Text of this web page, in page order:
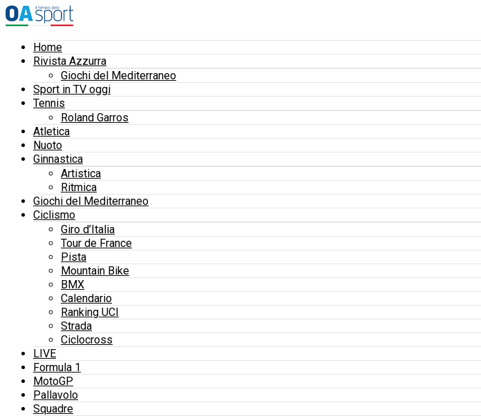
Home
Rivista Azzurra
Giochi del Mediterraneo
Sport in TV oggi
Tennis
Roland Garros
Atletica
Nuoto
Ginnastica
Artistica
Ritmica
Giochi del Mediterraneo
Ciclismo
Giro d’Italia
Tour de France
Pista
Mountain Bike
BMX
Calendario
Ranking UCI
Strada
Ciclocross
LIVE
Formula 1
MotoGP
Pallavolo
Squadre